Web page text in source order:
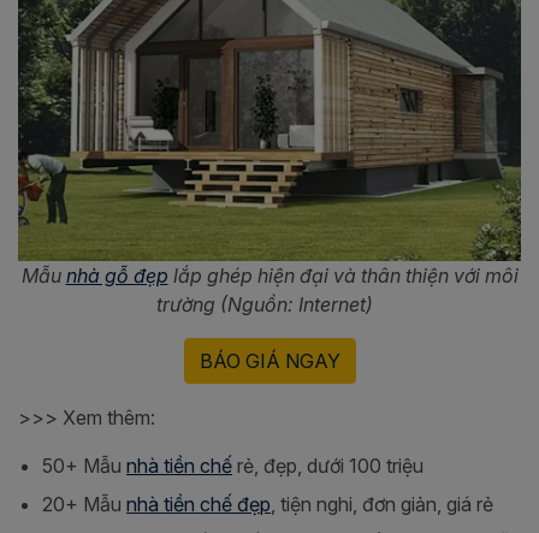
Mẫu nhà gỗ đẹp lắp ghép hiện đại và thân thiện với môi
trường (Nguồn: Internet)
BÁO GIÁ NGAY
>>> Xem thêm:
50+ Mẫu nhà tiền chế rẻ, đẹp, dưới 100 triệu
20+ Mẫu nhà tiền chế đẹp , tiện nghi, đơn giản, giá rẻ